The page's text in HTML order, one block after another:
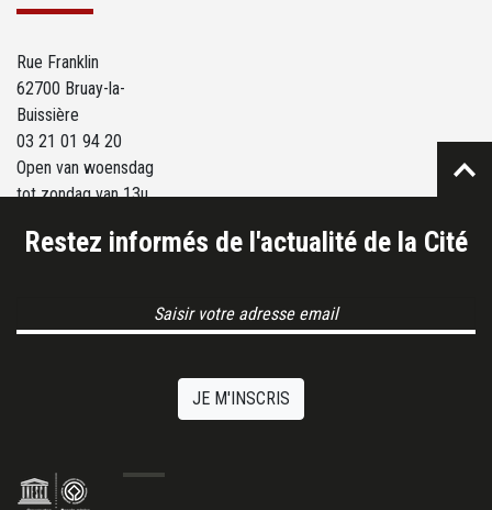
Rue Franklin
62700 Bruay-la-
Buissière
03 21 01 94 20
Open van woensdag
tot zondag van 13u
Restez informés de l'actualité de la Cité
JE M'INSCRIS